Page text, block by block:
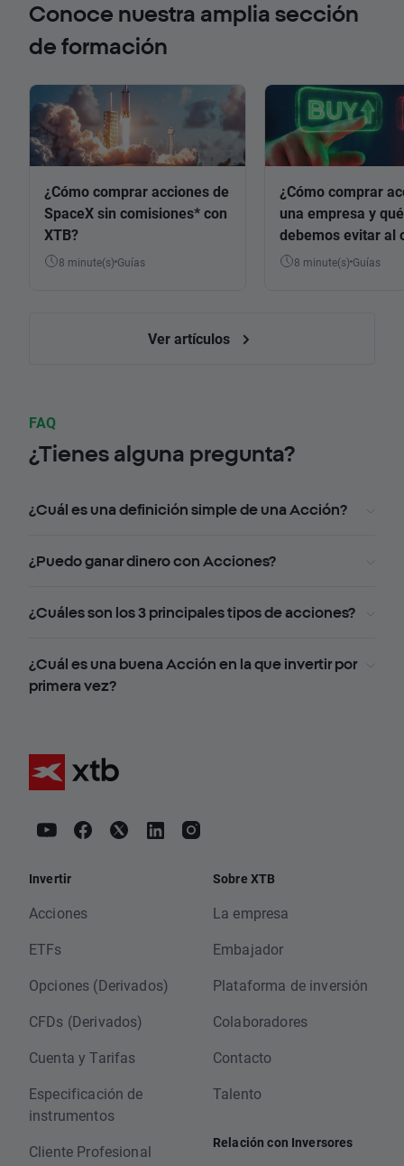
Conoce nuestra amplia sección
de formación
¿Cómo comprar acciones de
SpaceX sin comisiones* con
XTB?
8 minute(s) Guías
¿Cómo comprar
una empresa y
debemos evitar al
8 minute(s) Guías
Ver artículos
FAQ
¿Tienes alguna pregunta?
¿Cuál es una definición simple de una Acción?
¿Puedo ganar dinero con Acciones?
¿Cuáles son los 3 principales tipos de acciones?
¿Cuál es una buena Acción en la que invertir por
primera vez?
Invertir
Acciones
ETFs
Opciones (Derivados)
CFDs (Derivados)
Cuenta y Tarifas
Especificación de
instrumentos
Cliente Profesional
Sobre XTB
La empresa
Embajador
Plataforma de inversión
Colaboradores
Contacto
Talento
Relación con Inversores